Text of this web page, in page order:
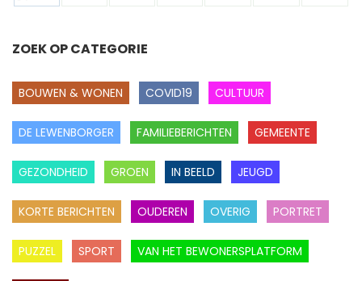
ZOEK OP CATEGORIE
BOUWEN & WONEN COVID19 CULTUUR
DE LEWENBORGER FAMILIEBERICHTEN GEMEENTE
GEZONDHEID GROEN IN BEELD JEUGD
KORTE BERICHTEN OUDEREN OVERIG PORTRET
PUZZEL SPORT VAN HET BEWONERSPLATFORM